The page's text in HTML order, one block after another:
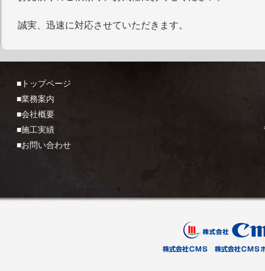
誠実、迅速に対応させていただきます。
■トップページ
■業務案内
■会社概要
■施工実績
■お問い合わせ